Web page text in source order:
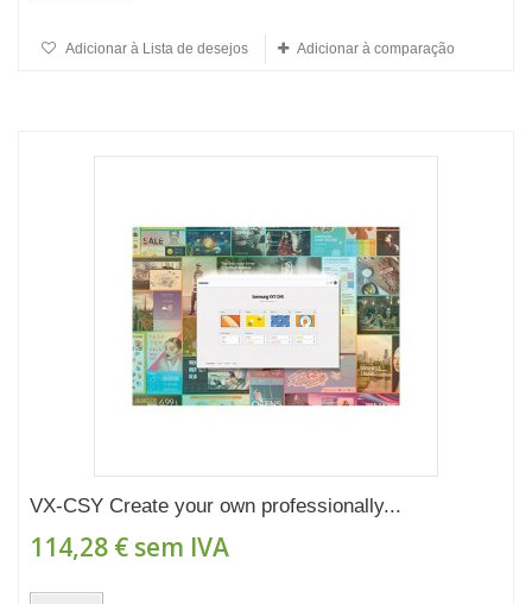
Adicionar à Lista de desejos Adicionar à comparação
VX-CSY Create your own professionally...
114,28 € sem IVA